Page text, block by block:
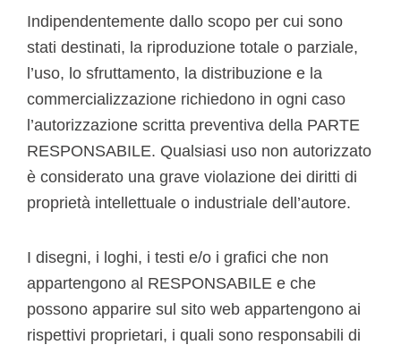
Indipendentemente dallo scopo per cui sono
stati destinati, la riproduzione totale o parziale,
l’uso, lo sfruttamento, la distribuzione e la
commercializzazione richiedono in ogni caso
l’autorizzazione scritta preventiva della PARTE
RESPONSABILE. Qualsiasi uso non autorizzato
è considerato una grave violazione dei diritti di
proprietà intellettuale o industriale dell’autore.
I disegni, i loghi, i testi e/o i grafici che non
appartengono al RESPONSABILE e che
possono apparire sul sito web appartengono ai
rispettivi proprietari, i quali sono responsabili di